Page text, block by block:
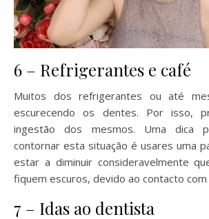
6 – Refrigerantes e café
Muitos dos refrigerantes ou até
escurecendo os dentes. Por isso,
ingestão dos mesmos. Uma dica
contornar esta situação é usares uma
estar a diminuir consideravelmente
fiquem escuros, devido ao contacto
7 – Idas ao dentista